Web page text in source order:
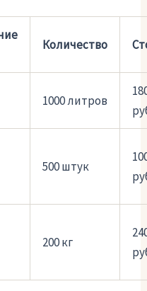
Количество
1000 литров
500 штук
200 кг